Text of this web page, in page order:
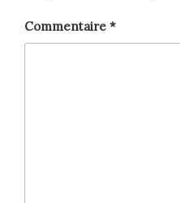
Commentaire *